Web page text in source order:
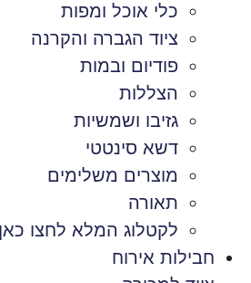
כלי אוכל ומפות
ציוד הגברה והקרנה
פודיום ובמות
הצללות
גזיבו ושמשיות
דשא סינטטי
מוצרים משלימים
תאורה
לקטלוג המלא לחצו כאן
חבילות אירוח